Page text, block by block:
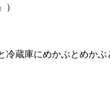
冷蔵庫にめかぶとめか